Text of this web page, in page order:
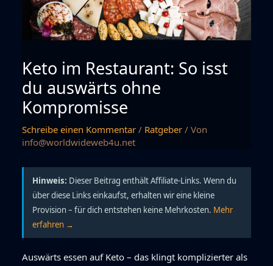
Keto im Restaurant: So isst
du auswärts ohne
Kompromisse
Schreibe einen Kommentar / Ratgeber / Von
info@worldwideweb4u.net
Hinweis: Dieser Beitrag enthält Affiliate-Links. Wenn du
über diese Links einkaufst, erhalten wir eine kleine
Provision – für dich entstehen keine Mehrkosten. Mehr
erfahren →
Auswärts essen auf Keto – das klingt komplizierter als